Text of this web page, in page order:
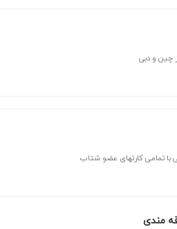
چین و دبی
با تمامی کارتهای عضو شتاب
مندی